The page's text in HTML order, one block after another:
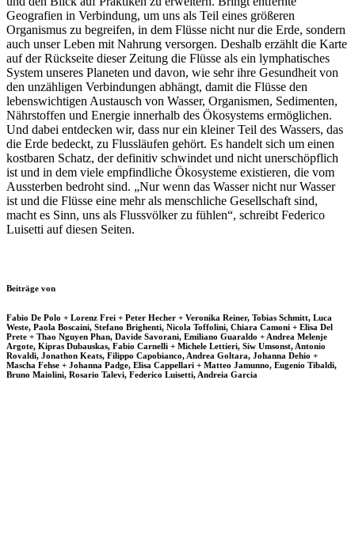
Geografien in Verbindung, um uns als Teil eines größeren
Organismus zu begreifen, in dem Flüsse nicht nur die Erde, sondern
auch unser Leben mit Nahrung versorgen. Deshalb erzählt die Karte
auf der Rückseite dieser Zeitung die Flüsse als ein lymphatisches
System unseres Planeten und davon, wie sehr ihre Gesundheit von
den unzähligen Verbindungen abhängt, damit die Flüsse den
lebenswichtigen Austausch von Wasser, Organismen, Sedimenten,
Nährstoffen und Energie innerhalb des Ökosystems ermöglichen.
Und dabei entdecken wir, dass nur ein kleiner Teil des Wassers, das
die Erde bedeckt, zu Flussläufen gehört. Es handelt sich um einen
kostbaren Schatz, der definitiv schwindet und nicht unerschöpflich
ist und in dem viele empfindliche Ökosysteme existieren, die vom
Aussterben bedroht sind. „Nur wenn das Wasser nicht nur Wasser
ist und die Flüsse eine mehr als menschliche Gesellschaft sind,
macht es Sinn, uns als Flussvölker zu fühlen“, schreibt Federico
Luisetti auf diesen Seiten.
Beiträge von
Fabio De Polo + Lorenz Frei + Peter Hecher + Veronika Reiner, Tobias Schmitt, Luca
Weste, Paola Boscaini, Stefano Brighenti, Nicola Toffolini, Chiara Camoni + Elisa Del
Prete + Thao Nguyen Phan, Davide Savorani, Emiliano Guaraldo + Andrea Melenje
Argote, Kipras Dubauskas, Fabio Carnelli + Michele Lettieri, Siw Umsonst, Antonio
Rovaldi, Jonathon Keats, Filippo Capobianco, Andrea Goltara, Johanna Dehio +
Mascha Fehse + Johanna Padge, Elisa Cappellari + Matteo Jamunno, Eugenio Tibaldi,
Bruno Maiolini, Rosario Talevi, Federico Luisetti, Andreia Garcia